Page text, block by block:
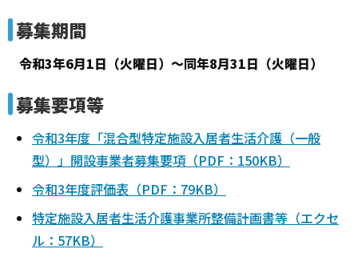
募集期間
令和3年6月1日（火曜日）～同年8月31日（火曜日）
募集要項等
令和3年度「混合型特定施設入居者生活介護（一般
型）」開設事業者募集要項（PDF：150KB）
令和3年度評価表（PDF：79KB）
特定施設入居者生活介護事業所整備計画書等（エクセ
ル：57KB）